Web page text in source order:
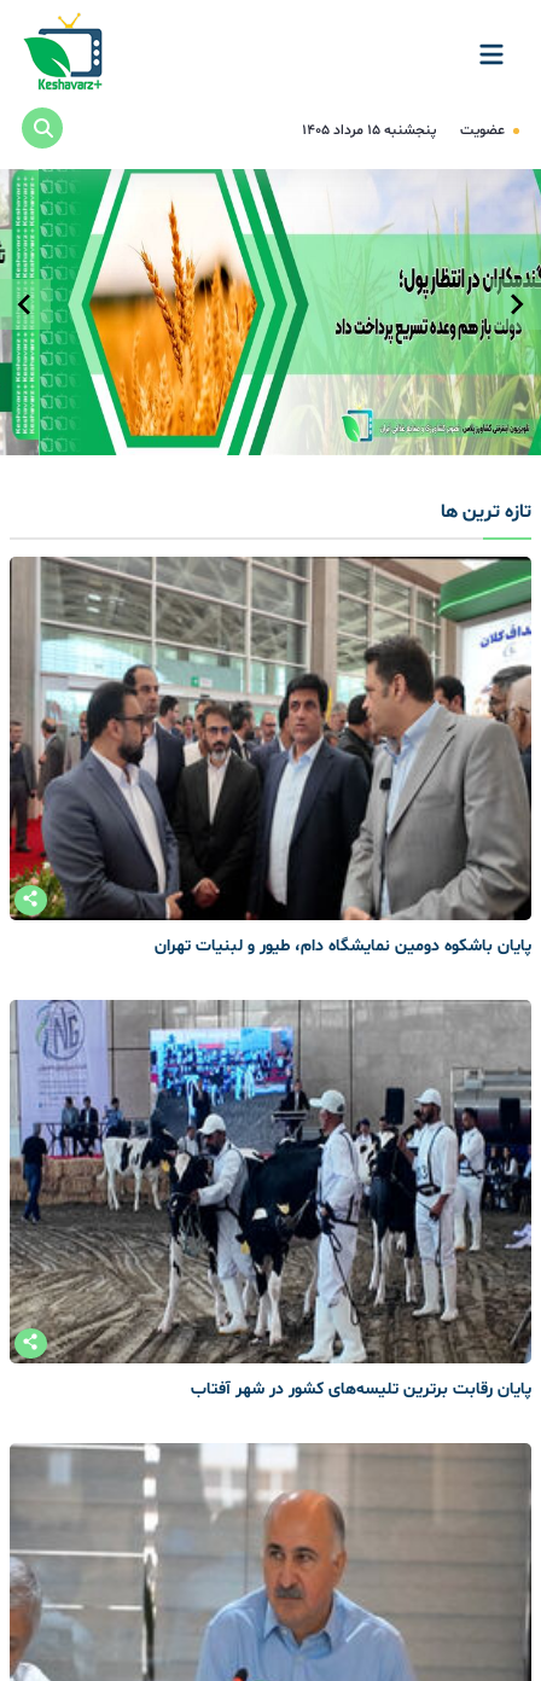
عضویت پنجشنبه ۱۵ مرداد ۱۴۰۵
تازه ترین ها
پایان باشکوه دومین نمایشگاه دام، طیور و لبنیات تهران
پایان رقابت برترین تلیسه‌های کشور در شهر آفتاب